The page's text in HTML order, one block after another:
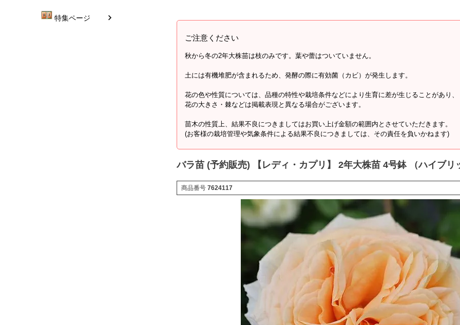
特集ページ
ご注意ください
秋から冬の2年大株苗は枝のみです。葉や蕾はついていません。
土には有機堆肥が含まれるため、発酵の際に有効菌（カビ）が発生します。
花の色や性質については、品種の特性や栽培条件などにより生育に差が生じることがあり、
花の大きさ・棘などは掲載表現と異なる場合がございます。
苗木の性質上、結果不良につきましてはお買い上げ金額の範囲内とさせていただきます。
(お客様の栽培管理や気象条件による結果不良につきましては、その責任を負いかねます)
バラ苗 (予約販売) 【レディ・カプリ】 2年大株苗 4号鉢 （ハイブリ
商品番号 7624117